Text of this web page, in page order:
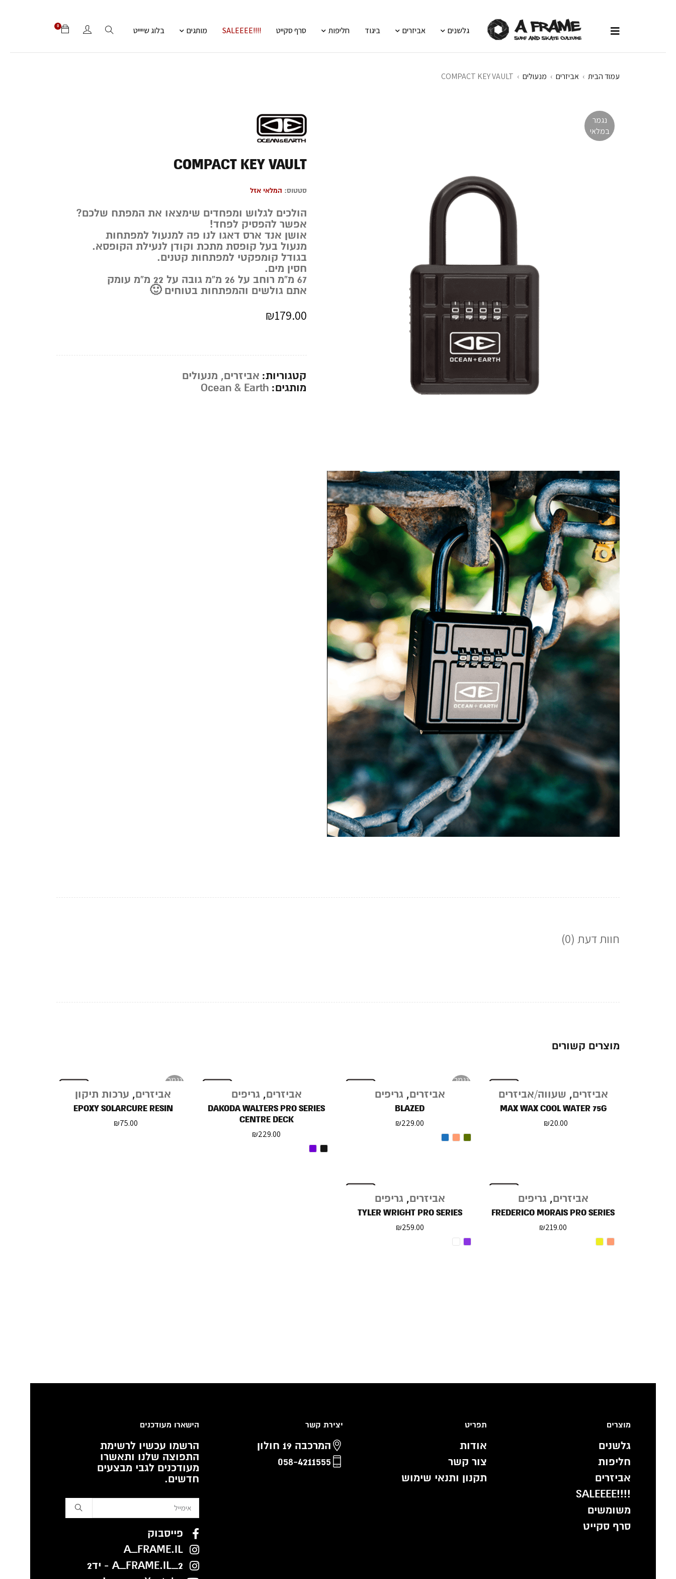
גלשנים אביזרים ביגוד חליפות סרף סקייט !!!!SALEEEE מותגים בלוג שייייט 0
עמוד הבית › אביזרים › מנעולים ›
COMPACT KEY VAULT
נגמר
במלאי
COMPACT KEY VAULT
סטטוס: המלאי אזל
הולכים לגלוש ומפחדים שימצאו את המפתח שלכם?
אפשר להפסיק לפחד!
אושן אנד ארס דאגו לנו פה למנעול למפתחות
מנעול בעל קופסת מתכת וקודן לנעילת הקופסא.
בגודל קומפקטי למפתחות קטנים.
חסין מים.
67 מ”מ רוחב על 26 מ”מ גובה על 22 מ”מ עומק
אתם גולשים והמפתחות בטוחים 🙂
₪179.00
קטגוריות: אביזרים, מנעולים
מותגים: Ocean & Earth
חוות דעת (0)
מוצרים קשורים
אביזרים, שעווה/אביזרים
MAX WAX COOL WATER 75G
₪20.00
נגמר
אביזרים, גריפים
BLAZED
₪229.00
אביזרים, גריפים
DAKODA WALTERS PRO SERIES
CENTRE DECK
₪229.00
נגמר
במלאיאביזרים, ערכות תיקון
EPOXY SOLARCURE RESIN
₪75.00
אביזרים, גריפים
FREDERICO MORAIS PRO SERIES
₪219.00
אביזרים, גריפים
TYLER WRIGHT PRO SERIES
₪259.00
מוצרים
גלשנים
חליפות
אביזרים
!!!!SALEEEE
משומשים
סרף סקייט
תפריט
אודות
צור קשר
תקנון ותנאי שימוש
יצירת קשר
המרכבה 19 חולון
058-4211555
הישארו מעודכנים
הרשמו עכשיו לרשימת
התפוצה שלנו ותאשרו
מעודכנים לגבי מבצעים
חדשים.
פייסבוק
A_FRAME.IL
A_FRAME.IL_2 - יד2